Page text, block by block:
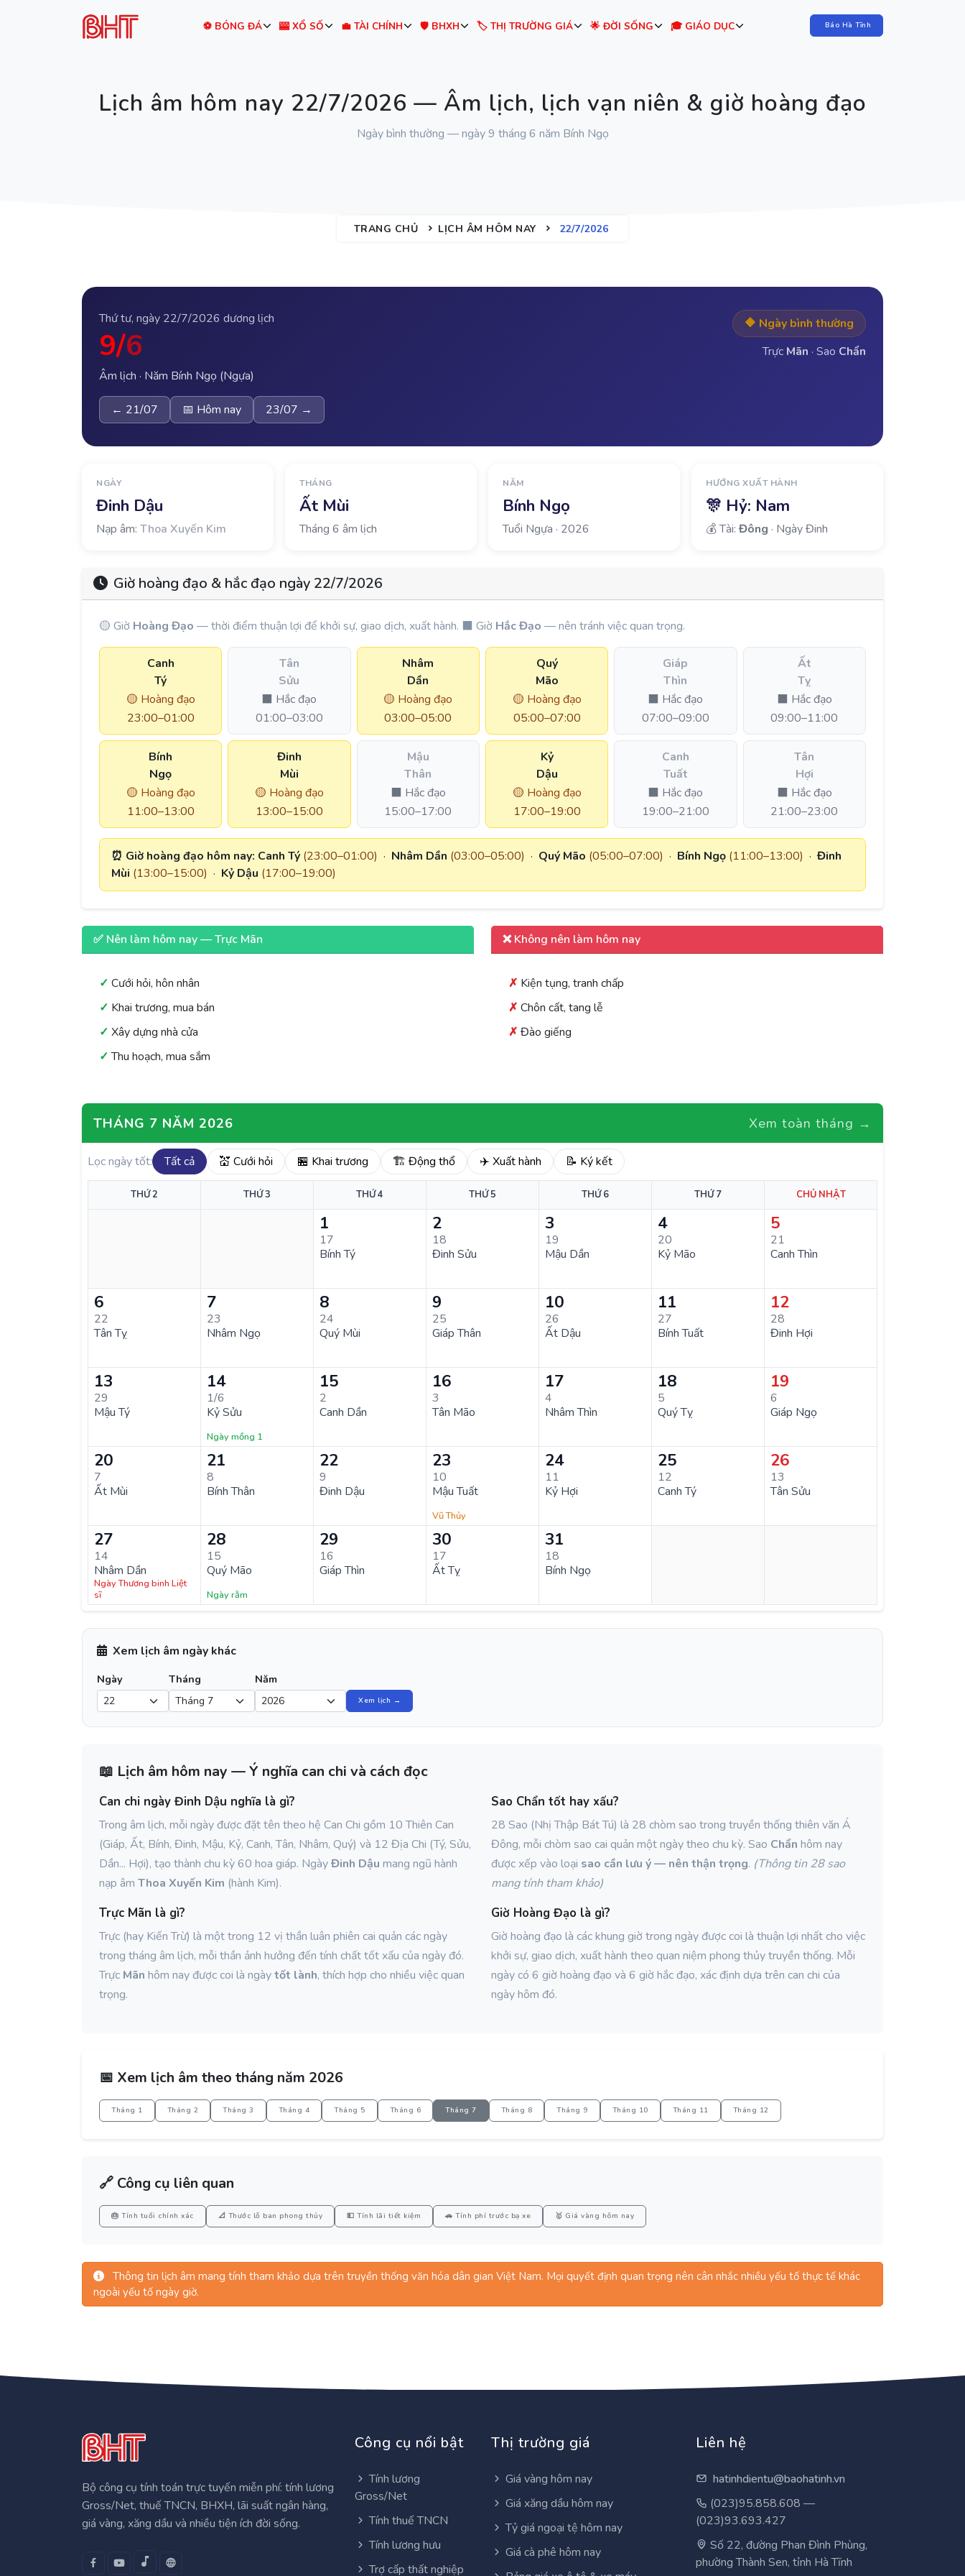
Báo Hà Tĩnh
⚽ BÓNG ĐÁ 🎰 XỔ SỐ 💼 TÀI CHÍNH 🛡️ BHXH 🏷️ THỊ TRƯỜNG GIÁ 🌟 ĐỜI SỐNG 🎓 GIÁO DỤC
Lịch âm hôm nay 22/7/2026 — Âm lịch, lịch vạn niên & giờ hoàng đạo
Ngày bình thường — ngày 9 tháng 6 năm Bính Ngọ
TRANG CHỦ LỊCH ÂM HÔM NAY 22/7/2026
Thứ tư, ngày 22/7/2026 dương lịch
9/6
Âm lịch · Năm Bính Ngọ (Ngựa)
🔶 Ngày bình thường
Trực Mãn · Sao Chẩn
← 21/07 📅 Hôm nay 23/07 →
NGÀY
Đinh Dậu
Nạp âm: Thoa Xuyến Kim
THÁNG
Ất Mùi
Tháng 6 âm lịch
NĂM
Bính Ngọ
Tuổi Ngựa · 2026
HƯỚNG XUẤT HÀNH
🎊 Hỷ: Nam
💰 Tài: Đông · Ngày Đinh
Giờ hoàng đạo & hắc đạo ngày 22/7/2026
🟡 Giờ Hoàng Đạo — thời điểm thuận lợi để khởi sự, giao dịch, xuất hành. ⬛ Giờ Hắc Đạo — nên tránh việc quan trọng.
Canh
Tý
🟡 Hoàng đạo
23:00–01:00
Tân
Sửu
⬛ Hắc đạo
01:00–03:00
Nhâm
Dần
🟡 Hoàng đạo
03:00–05:00
Quý
Mão
🟡 Hoàng đạo
05:00–07:00
Giáp
Thìn
⬛ Hắc đạo
07:00–09:00
Ất
Tỵ
⬛ Hắc đạo
09:00–11:00
Bính
Ngọ
🟡 Hoàng đạo
11:00–13:00
Đinh
Mùi
🟡 Hoàng đạo
13:00–15:00
Mậu
Thân
⬛ Hắc đạo
15:00–17:00
Kỷ
Dậu
🟡 Hoàng đạo
17:00–19:00
Canh
Tuất
⬛ Hắc đạo
19:00–21:00
Tân
Hợi
⬛ Hắc đạo
21:00–23:00
⏰ Giờ hoàng đạo hôm nay: Canh Tý (23:00–01:00) · Nhâm Dần (03:00–05:00) · Quý Mão (05:00–07:00) · Bính Ngọ (11:00–13:00) ·Đinh
Mùi (13:00–15:00) · Kỷ Dậu (17:00–19:00)
✅ Nên làm hôm nay — Trực Mãn
Cưới hỏi, hôn nhân
Khai trương, mua bán
Xây dựng nhà cửa
Thu hoạch, mua sắm
❌ Không nên làm hôm nay
Kiện tụng, tranh chấp
Chôn cất, tang lễ
Đào giếng
THÁNG 7 NĂM 2026 Xem toàn tháng →
Lọc ngày tốt: Tất cả 💒 Cưới hỏi 🏪 Khai trương 🏗️ Động thổ ✈️ Xuất hành 📝 Ký kết
THỨ 2 THỨ 3 THỨ 4 THỨ 5 THỨ 6 THỨ 7 CHỦ NHẬT
1
17
Bính Tý
2
18
Đinh Sửu
3
19
Mậu Dần
4
20
Kỷ Mão
5
21
Canh Thìn
6
22
Tân Tỵ
7
23
Nhâm Ngọ
8
24
Quý Mùi
9
25
Giáp Thân
10
26
Ất Dậu
11
27
Bính Tuất
12
28
Đinh Hợi
13
29
Mậu Tý
14
1/6
Kỷ Sửu
Ngày mồng 1
15
2
Canh Dần
16
3
Tân Mão
17
4
Nhâm Thìn
18
5
Quý Tỵ
19
6
Giáp Ngọ
20
7
Ất Mùi
21
8
Bính Thân
22
9
Đinh Dậu
23
10
Mậu Tuất
Vũ Thủy
24
11
Kỷ Hợi
25
12
Canh Tý
26
13
Tân Sửu
27
14
Nhâm Dần
Ngày Thương binh Liệt
sĩ
28
15
Quý Mão
Ngày rằm
29
16
Giáp Thìn
30
17
Ất Tỵ
31
18
Bính Ngọ
Xem lịch âm ngày khác
Ngày Tháng Năm
Xem lịch →
📖 Lịch âm hôm nay — Ý nghĩa can chi và cách đọc
Can chi ngày Đinh Dậu nghĩa là gì?
Trong âm lịch, mỗi ngày được đặt tên theo hệ Can Chi gồm 10 Thiên Can
(Giáp, Ất, Bính, Đinh, Mậu, Kỷ, Canh, Tân, Nhâm, Quý) và 12 Địa Chi (Tý, Sửu,
Dần... Hợi), tạo thành chu kỳ 60 hoa giáp. NgàyĐinh Dậu mang ngũ hành
nạp âm Thoa Xuyến Kim (hành Kim).
Trực Mãn là gì?
Trực (hay Kiến Trừ) là một trong 12 vị thần luân phiên cai quản các ngày
trong tháng âm lịch, mỗi thần ảnh hưởng đến tính chất tốt xấu của ngày đó.
Trực Mãn hôm nay được coi là ngàytốt lành, thích hợp cho nhiều việc quan
trọng.
Sao Chẩn tốt hay xấu?
28 Sao (Nhị Thập Bát Tú) là 28 chòm sao trong truyền thống thiên văn Á
Đông, mỗi chòm sao cai quản một ngày theo chu kỳ. Sao Chẩn hôm nay
được xếp vào loại sao cần lưu ý — nên thận trọng. (Thông tin 28 sao
mang tính tham khảo)
Giờ Hoàng Đạo là gì?
Giờ hoàng đạo là các khung giờ trong ngày được coi là thuận lợi nhất cho việc
khởi sự, giao dịch, xuất hành theo quan niệm phong thủy truyền thống. Mỗi
ngày có 6 giờ hoàng đạo và 6 giờ hắc đạo, xác định dựa trên can chi của
ngày hôm đó.
📅 Xem lịch âm theo tháng năm 2026
Tháng 1 Tháng 2 Tháng 3 Tháng 4 Tháng 5 Tháng 6 Tháng 7 Tháng 8 Tháng 9 Tháng 10 Tháng 11 Tháng 12
🔗 Công cụ liên quan
🎂 Tính tuổi chính xác 📐 Thước lỗ ban phong thủy 💵 Tính lãi tiết kiệm 🚗 Tính phí trước bạ xe 🥇 Giá vàng hôm nay
Thông tin lịch âm mang tính tham khảo dựa trên truyền thống văn hóa dân gian Việt Nam. Mọi quyết định quan trọng nên cân nhắc nhiều yếu tố thực tế khác
ngoài yếu tố ngày giờ.
Bộ công cụ tính toán trực tuyến miễn phí: tính lương
Gross/Net, thuế TNCN, BHXH, lãi suất ngân hàng,
giá vàng, xăng dầu và nhiều tiện ích đời sống.
Công cụ nổi bật
Tính lương
Gross/Net
Tính thuế TNCN
Tính lương hưu
Trợ cấp thất nghiệp
Thị trường giá
Giá vàng hôm nay
Giá xăng dầu hôm nay
Tỷ giá ngoại tệ hôm nay
Giá cà phê hôm nay
Liên hệ
hatinhdientu@baohatinh.vn
(023)95.858.608 —
(023)93.693.427
Số 22, đường Phan Đình Phùng,
phường Thành Sen, tỉnh Hà Tĩnh